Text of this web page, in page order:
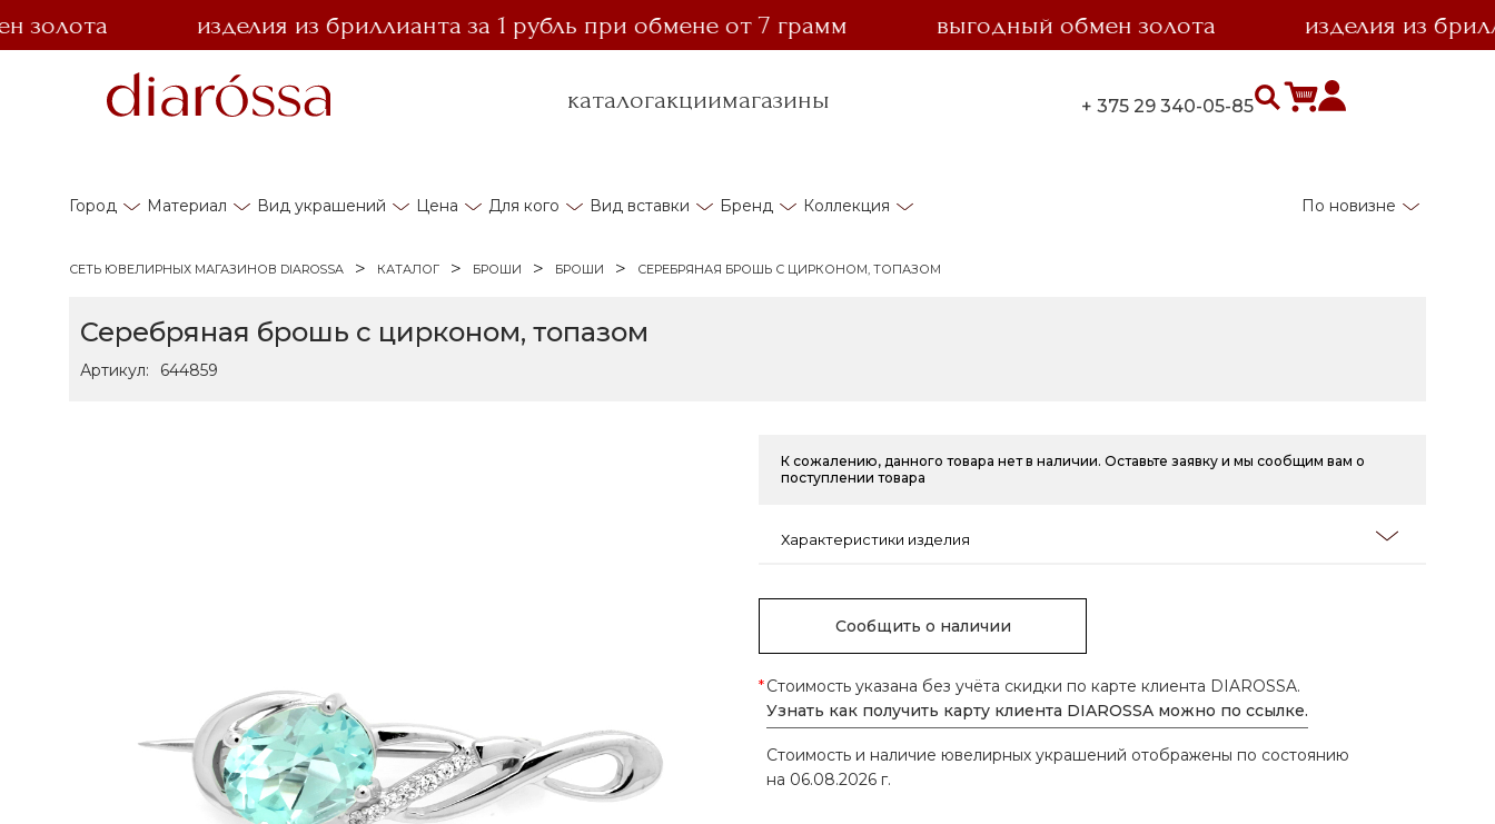
изделия из бриллианта за 1 рубль при обмене от 7 грамм выгодный обмен золота изделия из
каталогакциимагазины + 375 29 340-05-85
Город Материал Вид украшений Цена Для кого Вид вставки Бренд Коллекция По новизне
СЕТЬ ЮВЕЛИРНЫХ МАГАЗИНОВ DIAROSSA КАТАЛОГ БРОШИ БРОШИ СЕРЕБРЯНАЯ БРОШЬ С ЦИРКОНОМ, ТОПАЗОМ
Серебряная брошь с цирконом, топазом
Артикул: 644859
К сожалению, данного товара нет в наличии. Оставьте заявку и мы сообщим вам о
поступлении товара
Характеристики изделия
Сообщить о наличии
*Стоимость указана без учёта скидки по карте клиента DIAROSSA.
Узнать как получить карту клиента DIAROSSA можно по ссылке.
Стоимость и наличие ювелирных украшений отображены по состоянию
на 06.08.2026 г.